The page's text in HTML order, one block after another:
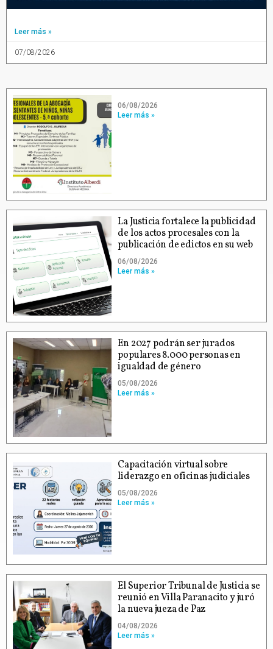
Leer más »
07/08/2026
06/08/2026
Leer más »
La Justicia fortalece la publicidad
de los actos procesales con la
publicación de edictos en su web
06/08/2026
Leer más »
En 2027 podrán ser jurados
populares 8.000 personas en
igualdad de género
05/08/2026
Leer más »
Capacitación virtual sobre
liderazgo en oficinas judiciales
05/08/2026
Leer más »
El Superior Tribunal de Justicia se
reunió en Villa Paranacito y juró
la nueva jueza de Paz
04/08/2026
Leer más »